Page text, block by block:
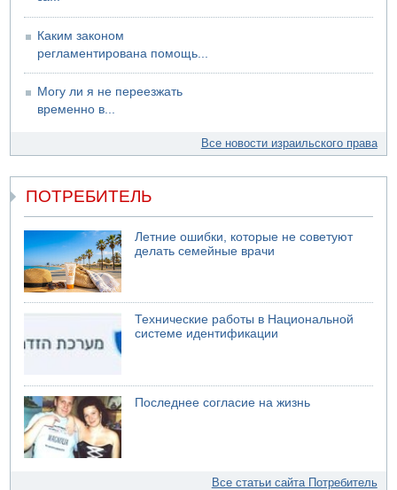
Каким законом
регламентирована помощь...
Могу ли я не переезжать
временно в...
Все новости израильского права
ПОТРЕБИТЕЛЬ
Летние ошибки, которые не советуют
делать семейные врачи
Технические работы в Национальной
системе идентификации
Последнее согласие на жизнь
Все статьи сайта Потребитель